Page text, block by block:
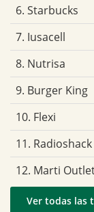
6. Starbucks
7. Iusacell
8. Nutrisa
9. Burger King
10. Flexi
11. Radioshack
12. Marti
Ver todas las